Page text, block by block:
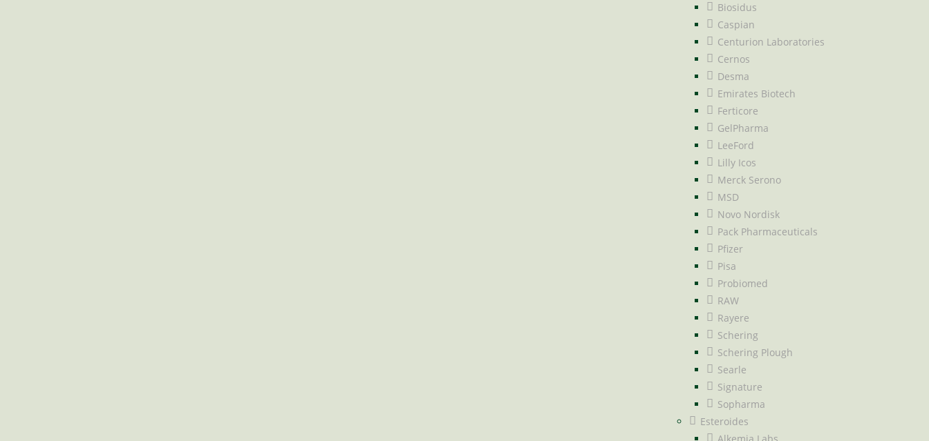
Biosidus
Caspian
Centurion Laboratories
Cernos
Desma
Emirates Biotech
Ferticore
GelPharma
LeeFord
Lilly Icos
Merck Serono
MSD
Novo Nordisk
Pack Pharmaceuticals
Pfizer
Pisa
Probiomed
RAW
Rayere
Schering
Schering Plough
Searle
Signature
Sopharma
Esteroides